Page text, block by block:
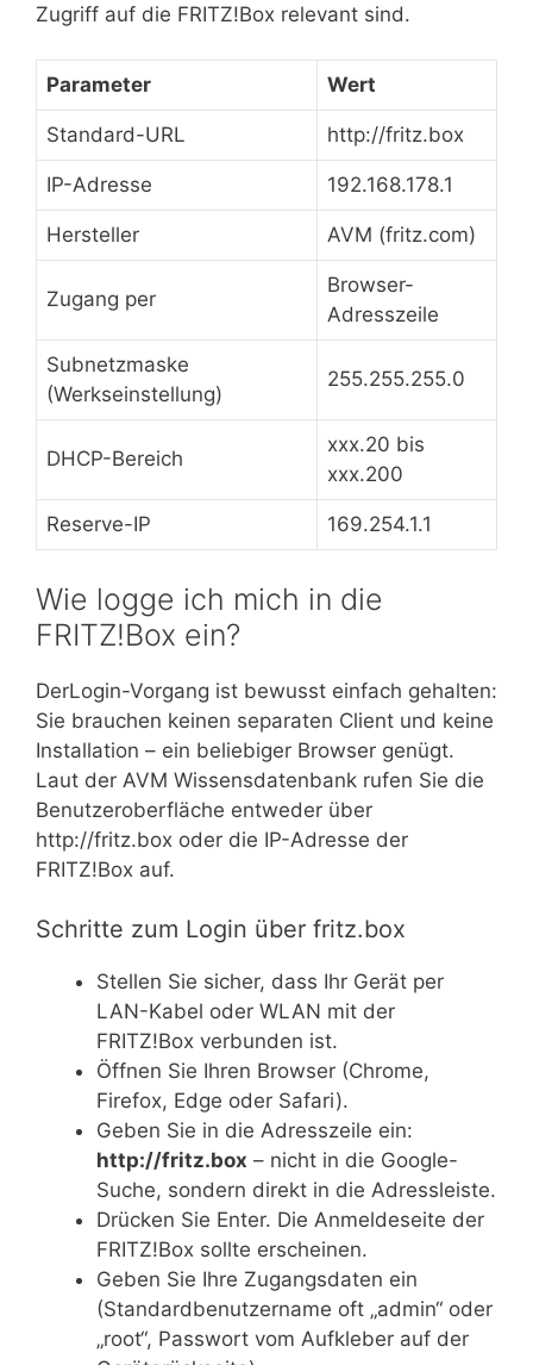
Zugriff auf die FRITZ!Box relevant sind.
Parameter Wert
Standard-URL http://fritz.box
IP-Adresse 192.168.178.1
Hersteller AVM (fritz.com)
Zugang per
Browser-
Adresszeile
Subnetzmaske
(Werkseinstellung)
255.255.255.0
DHCP-Bereich
xxx.20 bis
xxx.200
Reserve-IP 169.254.1.1
Wie logge ich mich in die
FRITZ!Box ein?
DerLogin-Vorgang ist bewusst einfach gehalten:
Sie brauchen keinen separaten Client und keine
Installation – ein beliebiger Browser genügt.
Laut der AVM Wissensdatenbank rufen Sie die
Benutzeroberfläche entweder über
http://fritz.box oder die IP-Adresse der
FRITZ!Box auf.
Schritte zum Login über fritz.box
Stellen Sie sicher, dass Ihr Gerät per
LAN-Kabel oder WLAN mit der
FRITZ!Box verbunden ist.
Öffnen Sie Ihren Browser (Chrome,
Firefox, Edge oder Safari).
Geben Sie in die Adresszeile ein:
http://fritz.box – nicht in die Google-
Suche, sondern direkt in die Adressleiste.
Drücken Sie Enter. Die Anmeldeseite der
FRITZ!Box sollte erscheinen.
Geben Sie Ihre Zugangsdaten ein
(Standardbenutzername oft „admin“ oder
„root“, Passwort vom Aufkleber auf der